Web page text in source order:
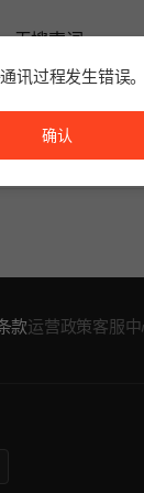
无搜索词。
词的字数或变更筛选
款运营政策客服
讯过程发生错误。
确认